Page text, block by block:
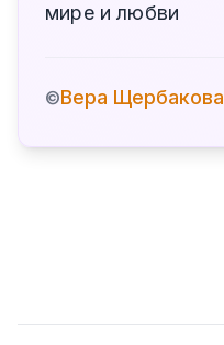
мире и любви
©Вера Щербакова